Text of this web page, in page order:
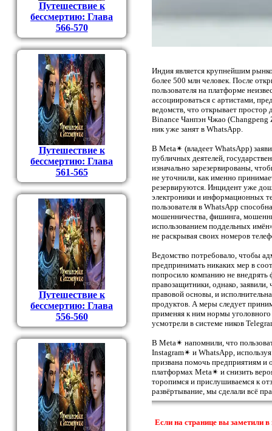
Путешествие к
бессмертию: Глава
566-570
Путешествие к
бессмертию: Глава
561-565
Путешествие к
бессмертию: Глава
556-560
Индия является крупнейшим
более 500 млн человек. После
пользователя на платформе
ассоциироваться с артистами,
ведомств, что открывает
Binance Чанпэн Чжао (Changpeng
ник уже занят в WhatsApp.
В Meta✴ (владеет WhatsApp)
публичных деятелей,
изначально зарезервированы,
не уточнили, как именно
резервируются. Инцидент уже
электроники и информационных
пользователя в WhatsApp
мошенничества, фишинга,
использованием поддельных
не раскрывая своих номеров
Ведомство потребовало, чтобы
предпринимать никаких мер в
попросило компанию не внедрять
правозащитники, однако,
правовой основы, и
продуктов. А меры следует
применяя к ним нормы уголовного
усмотрели в системе ников
В Meta✴ напомнили, что
Instagram✴ и WhatsApp,
призвана помочь предприятиям и
платформах Meta✴ и снизить
торопимся и прислушиваемся к
развёртывание, мы сделали всё
Если на странице вы заметили в